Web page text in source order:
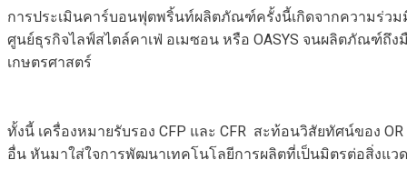
การประเมินคาร์บอนฟุตพริ้นท์ผลิตภัณฑ์ครั้งนี้เกิดจากความร่ว
ศูนย์ธุรกิจไลฟ์สไตล์คาเฟ่ อเมซอน หรือ OASYS จนผลิตภัณฑ์ถึ
เกษตรศาสตร์
ทั้งนี้ เครื่องหมายรับรอง CFP และ CFR สะท้อนวิสัยทัศน์ของ
อื่น หันมาใส่ใจการพัฒนาเทคโนโลยีการผลิตที่เป็นมิตรต่อสิ่งแ